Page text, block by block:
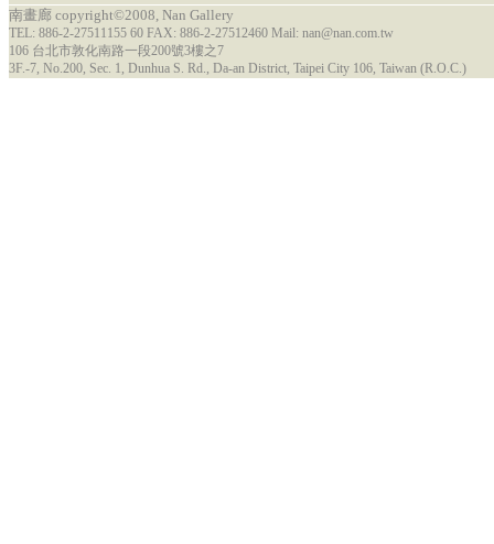
南畫廊 copyright©2008, Nan Gallery
TEL: 886-2-27511155 60 FAX: 886-2-27512460 Mail: nan@nan.com.tw
106 台北市敦化南路一段200號3樓之7
3F.-7, No.200, Sec. 1, Dunhua S. Rd., Da-an District, Taipei City 106, Taiwan (R.O.C.)